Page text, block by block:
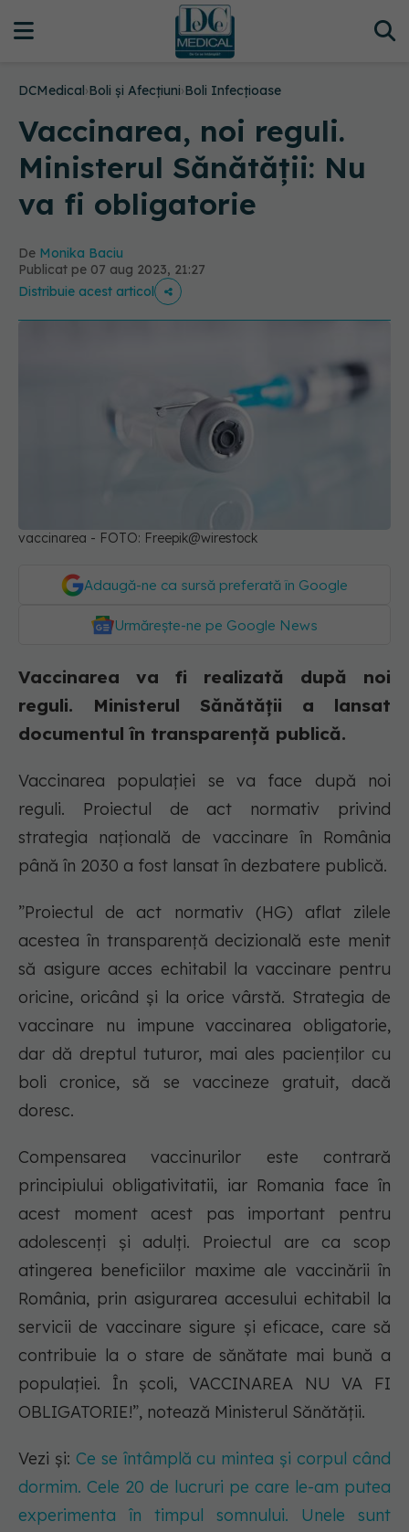
DCMedical›Boli și Afecțiuni›Boli Infecțioase
Vaccinarea, noi reguli.
Ministerul Sănătății: Nu
va fi obligatorie
De Monika Baciu
Publicat pe 07 aug 2023, 21:27
Distribuie acest articol
vaccinarea - FOTO: Freepik@wirestock
Adaugă-ne ca sursă preferată în Google
Urmărește-ne pe Google News
Vaccinarea va fi realizată după noi
reguli. Ministerul Sănătății a lansat
documentul în transparență publică.
Vaccinarea populației se va face după noi
reguli. Proiectul de act normativ privind
strategia națională de vaccinare în România
până în 2030 a fost lansat în dezbatere publică.
”Proiectul de act normativ (HG) aflat zilele
acestea în transparență decizională este menit
să asigure acces echitabil la vaccinare pentru
oricine, oricând și la orice vârstă. Strategia de
vaccinare nu impune vaccinarea obligatorie,
dar dă dreptul tuturor, mai ales pacienților cu
boli cronice, să se vaccineze gratuit, dacă
doresc.
Compensarea vaccinurilor este contrară
principiului obligativitatii, iar Romania face în
acest moment acest pas important pentru
adolescenți și adulți.​ Proiectul are ca scop
atingerea beneficiilor maxime ale vaccinării în
România, prin asigurarea accesului echitabil la
servicii de vaccinare sigure și eficace, care să
contribuie la o stare de sănătate mai bună a
populației.​ În școli, VACCINAREA NU VA FI
OBLIGATORIE!”, notează Ministerul Sănătății.
Vezi și: Ce se întâmplă cu mintea și corpul când
dormim. Cele 20 de lucruri pe care le-am putea
experimenta în timpul somnului. Unele sunt